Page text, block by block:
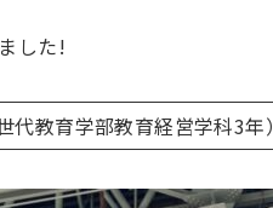
した!
教育学部教育経営学科3年）